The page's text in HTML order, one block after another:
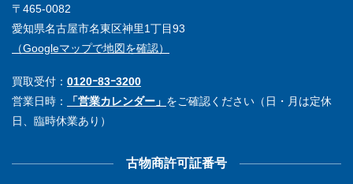
〒465-0082
愛知県名古屋市名東区神里1丁目93
（Googleマップで地図を確認）
買取受付： 0120ｰ83ｰ3200
営業日時：
「営業カレンダー」 をご確認ください（日・月は定休
日、臨時休業あり）
古物商許可証番号